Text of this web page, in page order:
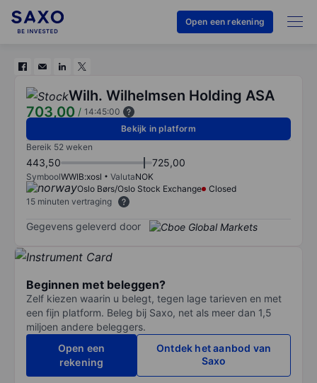
Open een rekening
Wilh. Wilhelmsen Holding ASA
703,00 / 14:45:00
Bekijk in platform
Bereik 52 weken
443,50 725,00
SymboolWWIB:xosl ValutaNOK
Oslo Børs/Oslo Stock Exchange
Closed
15 minuten vertraging
Gegevens geleverd door
Beginnen met beleggen?
Zelf kiezen waarin u belegt, tegen lage tarieven en met
een fijn platform. Beleg bij Saxo, net als meer dan 1,5
miljoen andere beleggers.
Open een
rekening
Ontdek het aanbod van
Saxo